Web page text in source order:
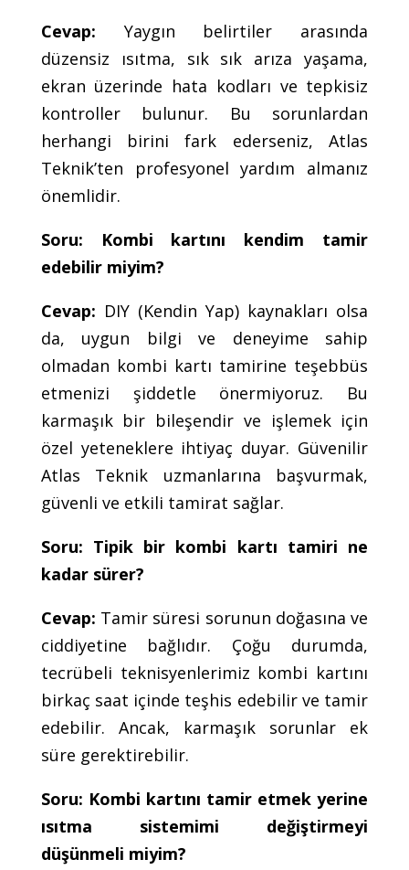
Cevap: Yaygın belirtiler arasında
düzensiz ısıtma, sık sık arıza yaşama,
ekran üzerinde hata kodları ve tepkisiz
kontroller bulunur. Bu sorunlardan
herhangi birini fark ederseniz, Atlas
Teknik’ten profesyonel yardım almanız
önemlidir.
Soru: Kombi kartını kendim tamir
edebilir miyim?
Cevap: DIY (Kendin Yap) kaynakları olsa
da, uygun bilgi ve deneyime sahip
olmadan kombi kartı tamirine teşebbüs
etmenizi şiddetle önermiyoruz. Bu
karmaşık bir bileşendir ve işlemek için
özel yeteneklere ihtiyaç duyar. Güvenilir
Atlas Teknik uzmanlarına başvurmak,
güvenli ve etkili tamirat sağlar.
Soru: Tipik bir kombi kartı tamiri ne
kadar sürer?
Cevap: Tamir süresi sorunun doğasına ve
ciddiyetine bağlıdır. Çoğu durumda,
tecrübeli teknisyenlerimiz kombi kartını
birkaç saat içinde teşhis edebilir ve tamir
edebilir. Ancak, karmaşık sorunlar ek
süre gerektirebilir.
Soru: Kombi kartını tamir etmek yerine
ısıtma sistemimi değiştirmeyi
düşünmeli miyim?